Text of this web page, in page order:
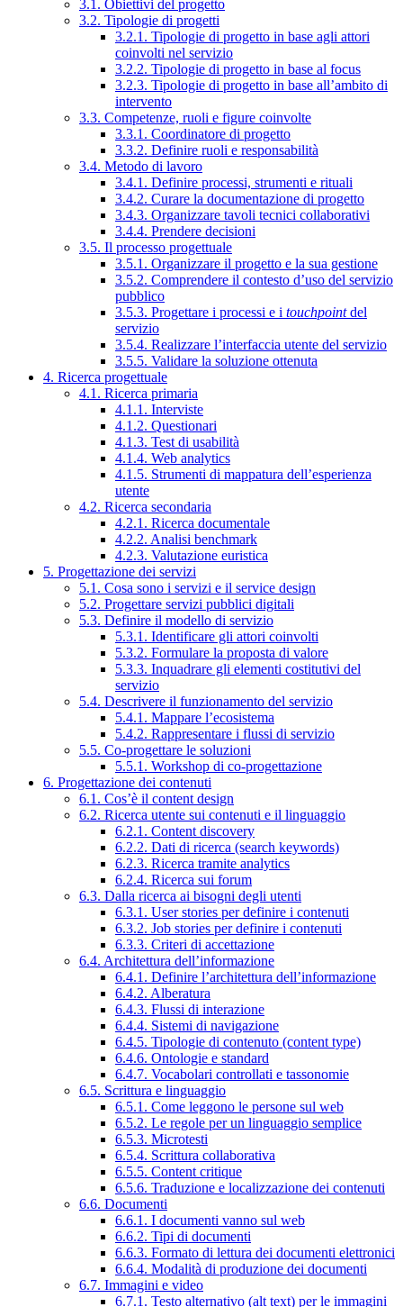
3.1. Obiettivi del progetto
3.2. Tipologie di progetti
3.2.1. Tipologie di progetto in base agli attori
coinvolti nel servizio
3.2.2. Tipologie di progetto in base al focus
3.2.3. Tipologie di progetto in base all’ambito di
intervento
3.3. Competenze, ruoli e figure coinvolte
3.3.1. Coordinatore di progetto
3.3.2. Definire ruoli e responsabilità
3.4. Metodo di lavoro
3.4.1. Definire processi, strumenti e rituali
3.4.2. Curare la documentazione di progetto
3.4.3. Organizzare tavoli tecnici collaborativi
3.4.4. Prendere decisioni
3.5. Il processo progettuale
3.5.1. Organizzare il progetto e la sua gestione
3.5.2. Comprendere il contesto d’uso del servizio
pubblico
3.5.3. Progettare i processi e i touchpointdel
servizio
3.5.4. Realizzare l’interfaccia utente del servizio
3.5.5. Validare la soluzione ottenuta
4. Ricerca progettuale
4.1. Ricerca primaria
4.1.1. Interviste
4.1.2. Questionari
4.1.3. Test di usabilità
4.1.4. Web analytics
4.1.5. Strumenti di mappatura dell’esperienza
utente
4.2. Ricerca secondaria
4.2.1. Ricerca documentale
4.2.2. Analisi benchmark
4.2.3. Valutazione euristica
5. Progettazione dei servizi
5.1. Cosa sono i servizi e il service design
5.2. Progettare servizi pubblici digitali
5.3. Definire il modello di servizio
5.3.1. Identificare gli attori coinvolti
5.3.2. Formulare la proposta di valore
5.3.3. Inquadrare gli elementi costitutivi del
servizio
5.4. Descrivere il funzionamento del servizio
5.4.1. Mappare l’ecosistema
5.4.2. Rappresentare i flussi di servizio
5.5. Co-progettare le soluzioni
5.5.1. Workshop di co-progettazione
6. Progettazione dei contenuti
6.1. Cos’è il content design
6.2. Ricerca utente sui contenuti e il linguaggio
6.2.1. Content discovery
6.2.2. Dati di ricerca (search keywords)
6.2.3. Ricerca tramite analytics
6.2.4. Ricerca sui forum
6.3. Dalla ricerca ai bisogni degli utenti
6.3.1. User stories per definire i contenuti
6.3.2. Job stories per definire i contenuti
6.3.3. Criteri di accettazione
6.4. Architettura dell’informazione
6.4.1. Definire l’architettura dell’informazione
6.4.2. Alberatura
6.4.3. Flussi di interazione
6.4.4. Sistemi di navigazione
6.4.5. Tipologie di contenuto (content type)
6.4.6. Ontologie e standard
6.4.7. Vocabolari controllati e tassonomie
6.5. Scrittura e linguaggio
6.5.1. Come leggono le persone sul web
6.5.2. Le regole per un linguaggio semplice
6.5.3. Microtesti
6.5.4. Scrittura collaborativa
6.5.5. Content critique
6.5.6. Traduzione e localizzazione dei contenuti
6.6. Documenti
6.6.1. I documenti vanno sul web
6.6.2. Tipi di documenti
6.6.3. Formato di lettura dei documenti elettronici
6.6.4. Modalità di produzione dei documenti
6.7. Immagini e video
6.7.1. Testo alternativo (alt text) per le immagini